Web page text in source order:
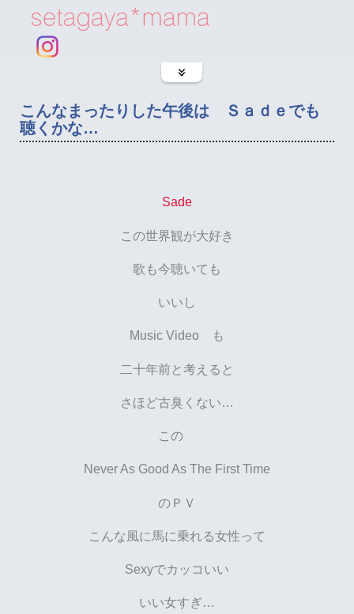
こんなまったりした午後は Ｓａｄｅでも
聴くかな…
Sade
この世界観が大好き
歌も今聴いても
いいし
Music Video も
二十年前と考えると
さほど古臭くない…
この
Never As Good As The First Time
のＰＶ
こんな風に馬に乗れる女性って
Sexyでカッコいい
いい女すぎ…